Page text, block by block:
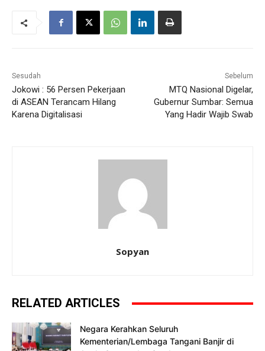
Sesudah
Jokowi : 56 Persen Pekerjaan
di ASEAN Terancam Hilang
Karena Digitalisasi
Sebelum
MTQ Nasional Digelar,
Gubernur Sumbar: Semua
Yang Hadir Wajib Swab
Sopyan
RELATED ARTICLES
Negara Kerahkan Seluruh
Kementerian/Lembaga Tangani Banjir di